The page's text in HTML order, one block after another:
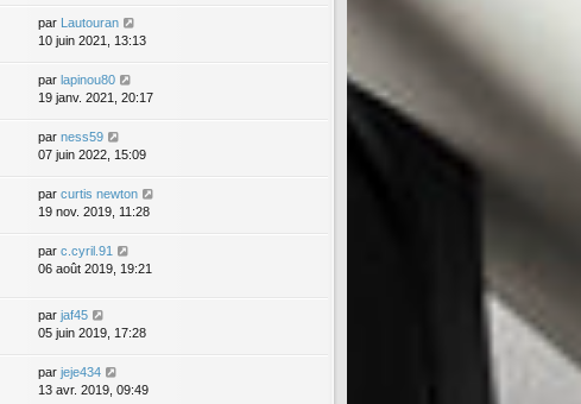
par Lautouran
10 juin 2021, 13:13
par lapinou80
19 janv. 2021, 20:17
par ness59
07 juin 2022, 15:09
par curtis newton
19 nov. 2019, 11:28
par c.cyril.91
06 août 2019, 19:21
par jaf45
05 juin 2019, 17:28
par jeje434
13 avr. 2019, 09:49